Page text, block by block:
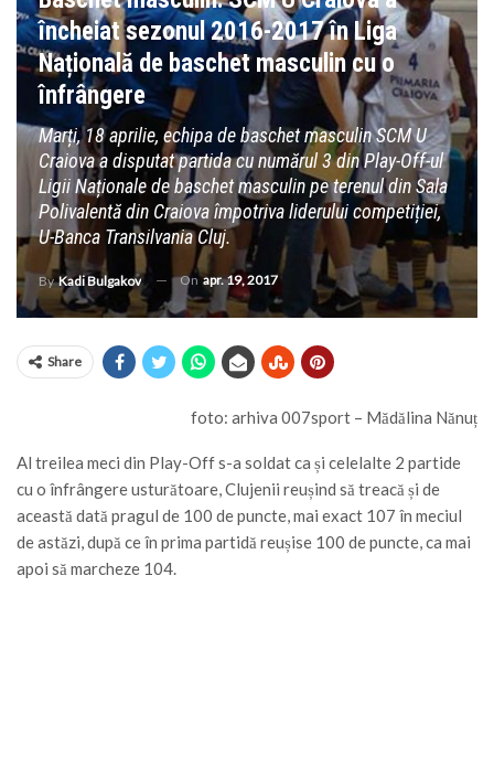
încheiat sezonul 2016-2017 în Liga
Națională de baschet masculin cu o
înfrângere
Marți, 18 aprilie, echipa de baschet masculin SCM U
Craiova a disputat partida cu numărul 3 din Play-Off-ul
Ligii Naționale de baschet masculin pe terenul din Sala
Polivalentă din Craiova împotriva liderului competiției,
U-Banca Transilvania Cluj.
ByKadi Bulgakov Onapr. 19, 2017
Share
foto: arhiva 007sport – Mădălina Nănuț
Al treilea meci din Play-Off s-a soldat ca și celelalte 2 partide
cu o înfrângere usturătoare, Clujenii reușind să treacă și de
această dată pragul de 100 de puncte, mai exact 107 în meciul
de astăzi, după ce în prima partidă reușise 100 de puncte, ca mai
apoi să marcheze 104.